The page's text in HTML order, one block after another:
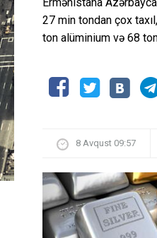
27 min tondan çox
ton alüminium və 68
8 Avqust 09:57